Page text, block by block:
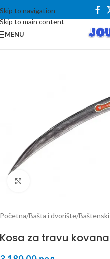
Skip to navigation
Skip to main content
MENU
Početna Bašta i dvorište
Kosa za travu